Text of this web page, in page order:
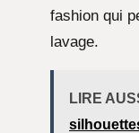
fashion qui
lavage.
LIRE